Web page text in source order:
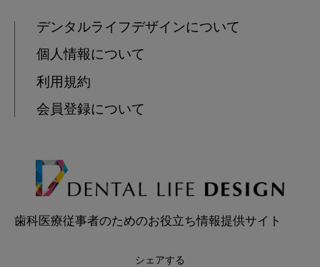
デンタルライフデザインについて
個人情報について
利用規約
会員登録について
歯科医療従事者のためのお役立ち情報提供サイト
シェアする